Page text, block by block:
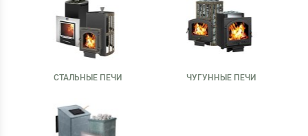
СТАЛЬНЫЕ ПЕЧИ ЧУГУННЫЕ ПЕЧИ